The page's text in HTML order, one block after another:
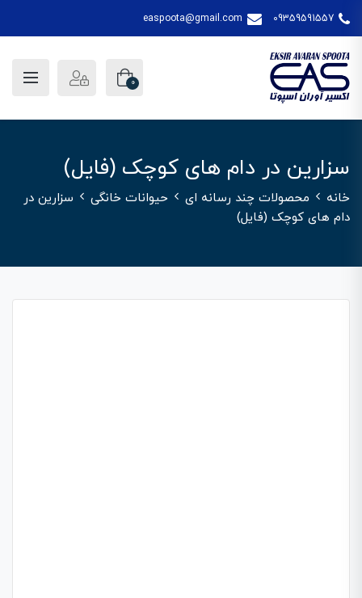
09359591557
easpoota@gmail.com
0
سزارین در دام های کوچک (فایل)
خانه محصولات چند رسانه ای حیوانات خانگی
سزارین در
دام های کوچک (فایل)